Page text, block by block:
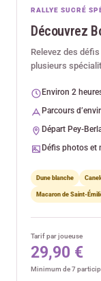
RALLYE SUCRÉ
Découvrez
Relevez des
plusieurs
Environ 2
Parcours
Départ Pey-
Défis photos et
Dune blanche
Macaron de Saint-
Tarif par joueuse
29,90 €
Minimum de 7